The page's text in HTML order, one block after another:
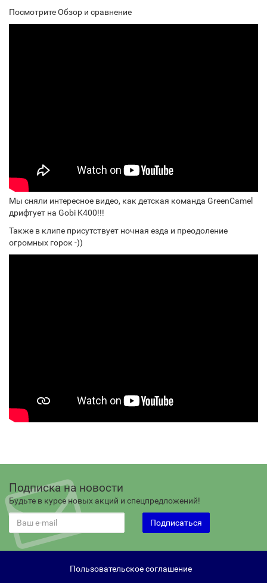
Посмотрите Обзор и сравнение
Мы сняли интересное видео, как детская команда GreenCamel
дрифтует на Gobi K400!!!
Также в клипе присутствует ночная езда и преодоление
огромных горок -))
Подписка на новости
Будьте в курсе новых акций и спецпредложений!
Подписаться
Пользовательское соглашение